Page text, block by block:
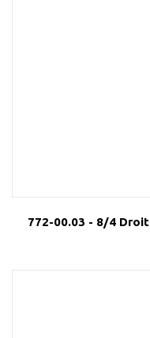
772-00.03 - 8/4 Droit